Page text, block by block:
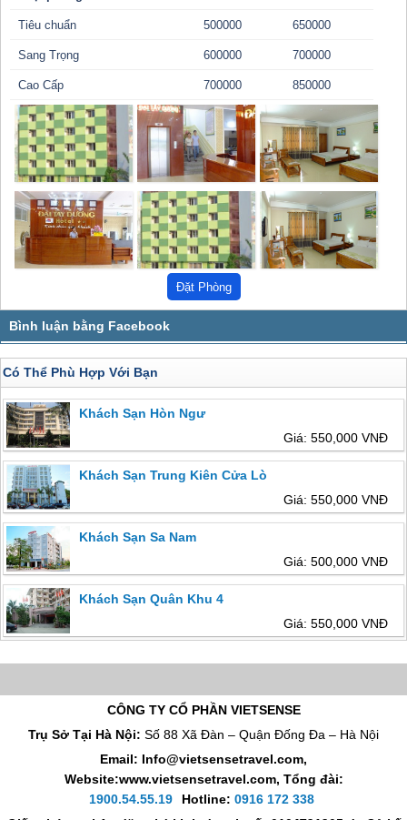
Tiêu chuẩn 500000 650000
Sang Trọng 600000 700000
Cao Cấp 700000 850000
Có Thể Phù Hợp Với Bạn
Khách Sạn Hòn Ngư
Giá: 550,000 VNĐ
Khách Sạn Trung Kiên Cửa Lò
Giá: 550,000 VNĐ
Khách Sạn Sa Nam
Giá: 500,000 VNĐ
Khách Sạn Quân Khu 4
Giá: 550,000 VNĐ
CÔNG TY CỔ PHẦN VIETSENSE
Trụ Sở Tại Hà Nội: Số 88 Xã Đàn – Quận Đống Đa – Hà Nội
Email: Info@vietsensetravel.com,
Website:www.vietsensetravel.com, Tổng đài:
1900.54.55.19
Hotline: 0916 172 338